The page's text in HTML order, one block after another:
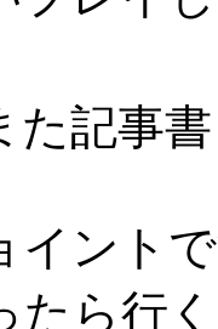
た記事
イント
たら行